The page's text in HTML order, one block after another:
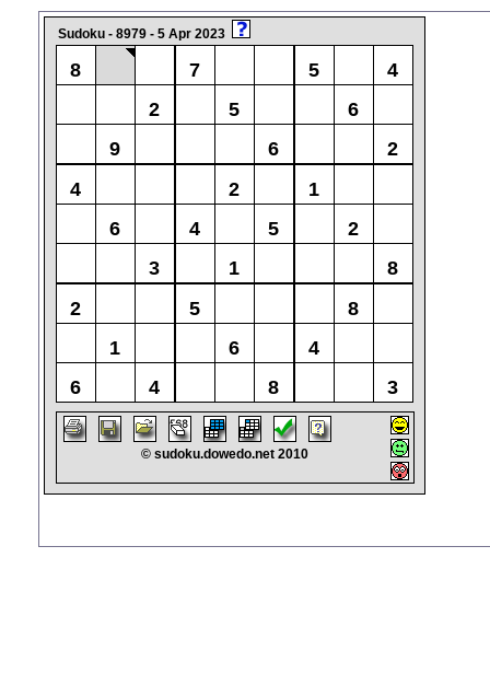
Sudoku - 8979 - 5 Apr 2023
8 7 5
4
2
5
6
9
6
2
4
2
1
6
4 5
2
3
1
8
2
5
8
1
6
4
6
4 8 3
© sudoku.dowedo.net 2010